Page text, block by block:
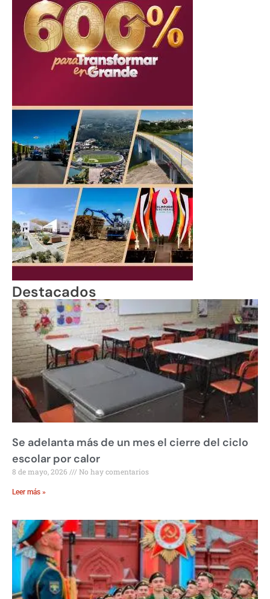
Destacados
Se adelanta más de un mes el cierre del ciclo
escolar por calor
8 de mayo, 2026 No hay comentarios
Leer más »